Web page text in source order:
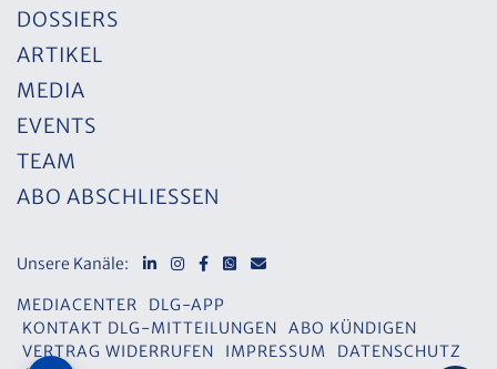
DOSSIERS
ARTIKEL
MEDIA
EVENTS
TEAM
ABO ABSCHLIESSEN
Unsere Kanäle:
MEDIACENTER
DLG-APP
KONTAKT DLG-MITTEILUNGEN
ABO KÜNDIGEN
VERTRAG WIDERRUFEN
IMPRESSUM
DATENSCHUTZ